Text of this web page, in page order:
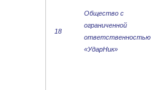
18
Общество с
ограниченной
ответственностью
«УдарНик»